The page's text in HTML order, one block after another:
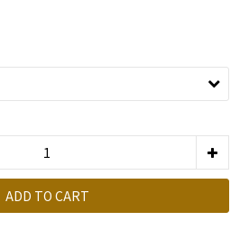
ADD TO CART